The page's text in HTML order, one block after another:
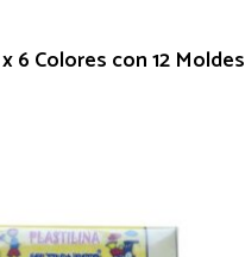
6 Colores con 12 Moldes